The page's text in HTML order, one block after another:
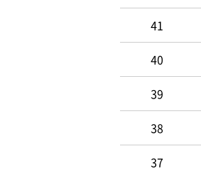
41
40
39
38
37